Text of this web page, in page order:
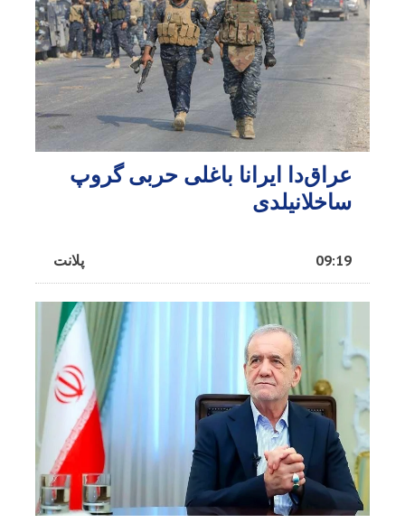
عراق‌دا ایرانا باغلی حربی گروپ
ساخلانیلدی
پلانت 09:19